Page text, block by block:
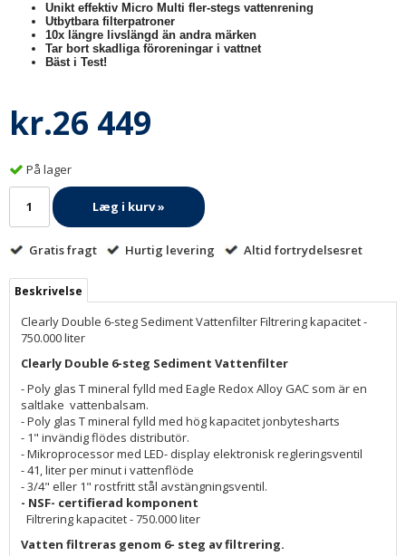
Unikt effektiv Micro Multi fler-stegs vattenrening
Utbytbara filterpatroner
10x längre livslängd än andra märken
Tar bort skadliga föroreningar i vattnet
Bäst i Test!
kr.26 449
På lager
Læg i kurv »
Gratis fragt Hurtig levering Altid fortrydelsesret
Beskrivelse
Clearly Double 6-steg Sediment Vattenfilter Filtrering kapacitet -
750.000 liter
Clearly Double 6-steg Sediment Vattenfilter
- Poly glas T mineral fylld med Eagle Redox Alloy GAC som är en
saltlake vattenbalsam.
- Poly glas T mineral fylld med hög kapacitet jonbytesharts
- 1" invändig flödes distributör.
- Mikroprocessor med LED- display elektronisk regleringsventil
- 41, liter per minut i vattenflöde
- 3/4" eller 1" rostfritt stål avstängningsventil.
- NSF- certifierad komponent
Filtrering kapacitet - 750.000 liter
Vatten filtreras genom 6- steg av filtrering.